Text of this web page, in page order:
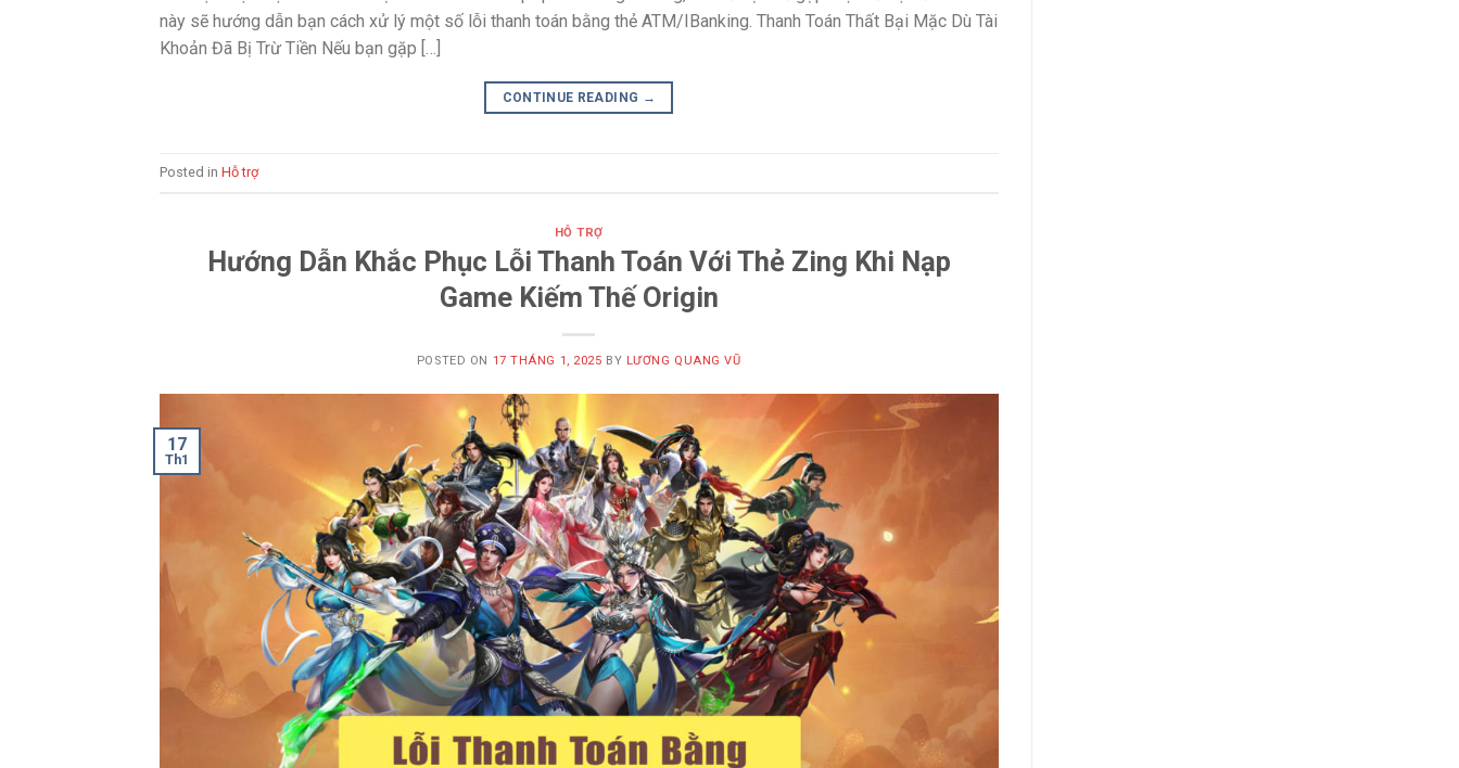
này sẽ hướng dẫn bạn cách xử lý một số lỗi thanh toán bằng thẻ ATM/IBanking. Thanh Toán Thất Bại Mặc Dù Tài
Khoản Đã Bị Trừ Tiền Nếu bạn gặp […]
CONTINUE READING →
Posted in Hỗ trợ
HỖ TRỢ
Hướng Dẫn Khắc Phục Lỗi Thanh Toán Với Thẻ Zing Khi Nạp
Game Kiếm Thế Origin
POSTED ON 17 THÁNG 1, 2025 BY LƯƠNG QUANG VŨ
17
Th1